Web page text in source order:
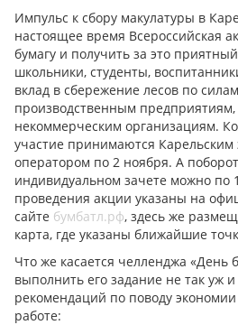
Импульс к сбору макулатуры в
настоящее время Всероссийская
бумагу и получить за это
школьники, студенты,
вклад в сбережение лесов по
производственным предприятиям,
некоммерческим организациям.
участие принимаются Карельским
оператором по 2 ноября. А
индивидуальном зачете можно по
проведения акции указаны на
сайте бумбатл.рф, здесь же
карта, где указаны ближайшие
Что же касается челленджа «День
выполнить его задание не так уж
рекомендаций по поводу
работе: